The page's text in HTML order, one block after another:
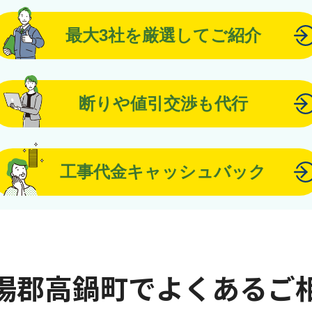
最大3社を厳選してご紹介
断りや値引交渉も代行
工事代金キャッシュバック
郡高鍋町でよくあるご